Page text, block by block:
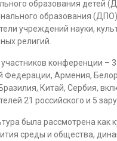
образования детей
образования
учреждений науки,
религий.
конференции –
Федерации, Армения,
Китай, Сербия,
21 российского и 5
была рассмотрена как
среды и общества,